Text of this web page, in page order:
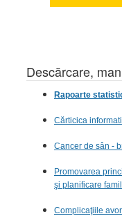
Descărcare,
Rapoarte
Cărticica
Cancer de sân -
Promovarea
şi planificare
Complicaţiile